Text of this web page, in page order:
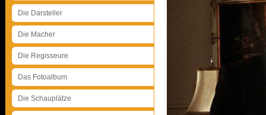
Die Darsteller
Die Macher
Die Regisseure
Das Fotoalbum
Die Schauplätze